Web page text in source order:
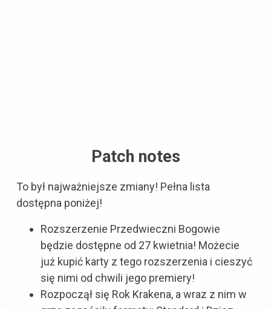
Patch notes
To był najważniejsze zmiany! Pełna lista
dostępna poniżej!
Rozszerzenie Przedwieczni Bogowie
będzie dostępne od 27 kwietnia! Możecie
już kupić karty z tego rozszerzenia i cieszyć
się nimi od chwili jego premiery!
Rozpoczął się Rok Krakena, a wraz z nim w